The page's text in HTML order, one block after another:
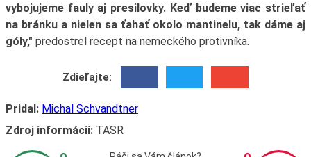
vybojujeme fauly aj presilovky. Keď budeme viac strieľať
na bránku a nielen sa ťahať okolo mantinelu, tak dáme aj
góly," predostrel recept na nemeckého protivníka.
Zdieľajte:
Pridal: Michal Schvandtner
Zdroj informácií:TASR